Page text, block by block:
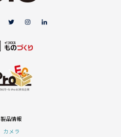
製品情報
カメラ